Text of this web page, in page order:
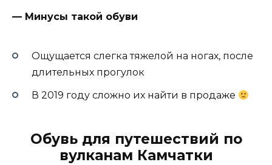
— Минусы такой обуви
Ощущается слегка тяжелой на ногах, после
длительных прогулок
В 2019 году сложно их найти в продаже
Обувь для путешествий по
вулканам Камчатки